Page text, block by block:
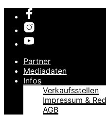
Partner
Mediadaten
Infos
Verkaufsstellen
Impressum &
AGB